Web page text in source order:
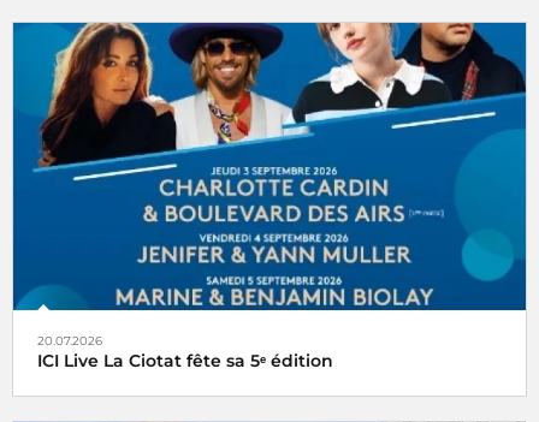
20.07.2026
ICI Live La Ciotat fête sa 5ᵉ édition